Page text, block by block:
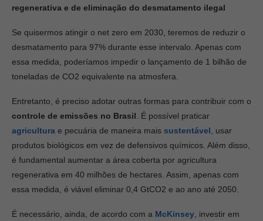
regenerativa e de eliminação do desmatamento ilegal
Se quisermos atingir o net zero em 2030, teremos de reduzir o
desmatamento para 97% durante esse intervalo. Apenas com
essa medida, poderíamos impedir o lançamento de 1 bilhão de
toneladas de CO2 equivalente na atmosfera.
Entretanto, é preciso adotar outras formas para contribuir com o
controle de emissões no Brasil . É possível praticar
agricultura e pecuária de maneira mais sustentável , usar
produtos biológicos em vez de defensivos químicos. Além disso,
é fundamental aumentar a área coberta por agricultura
regenerativa em 40 milhões de hectares. Assim, apenas com
essa medida, é viável eliminar 0,4 GtCO2 e ao ano até 2050.
É necessário, ainda, de acordo com a McKinsey , investir em